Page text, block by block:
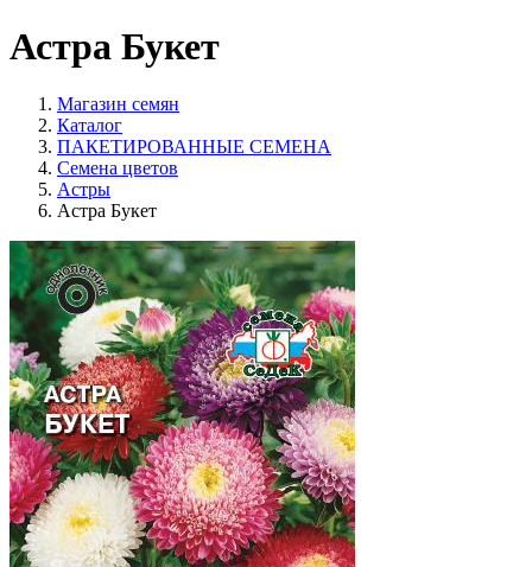
Астра Букет
Магазин семян
Каталог
ПАКЕТИРОВАННЫЕ СЕМЕНА
Семена цветов
Астры
Астра Букет